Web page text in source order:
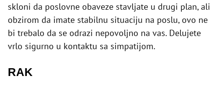
skloni da poslovne obaveze stavljate u drugi plan, ali
obzirom da imate stabilnu situaciju na poslu, ovo ne
bi trebalo da se odrazi nepovoljno na vas. Delujete
vrlo sigurno u kontaktu sa simpatijom.
RAK